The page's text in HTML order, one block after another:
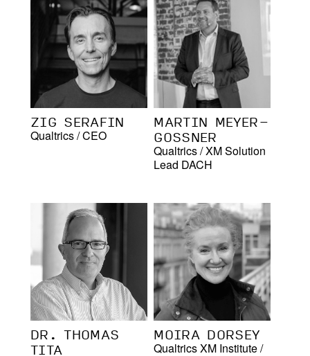
ZIG SERAFIN
Qualtrics/CEO
MARTIN MEYER-
GOSSNER
Qualtrics/XM Solution
Lead DACH
DR. THOMAS
TITA
MOIRA DORSEY
Qualtrics XM Institute/